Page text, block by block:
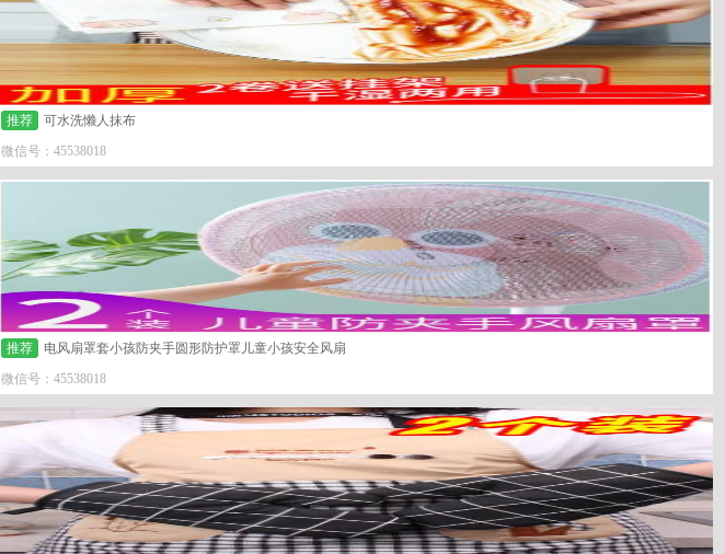
推荐
可水洗懒人抹布
微信号：45538018
推荐
电风扇罩套小孩防夹手圆形防护罩儿童小孩安全风扇
微信号：45538018